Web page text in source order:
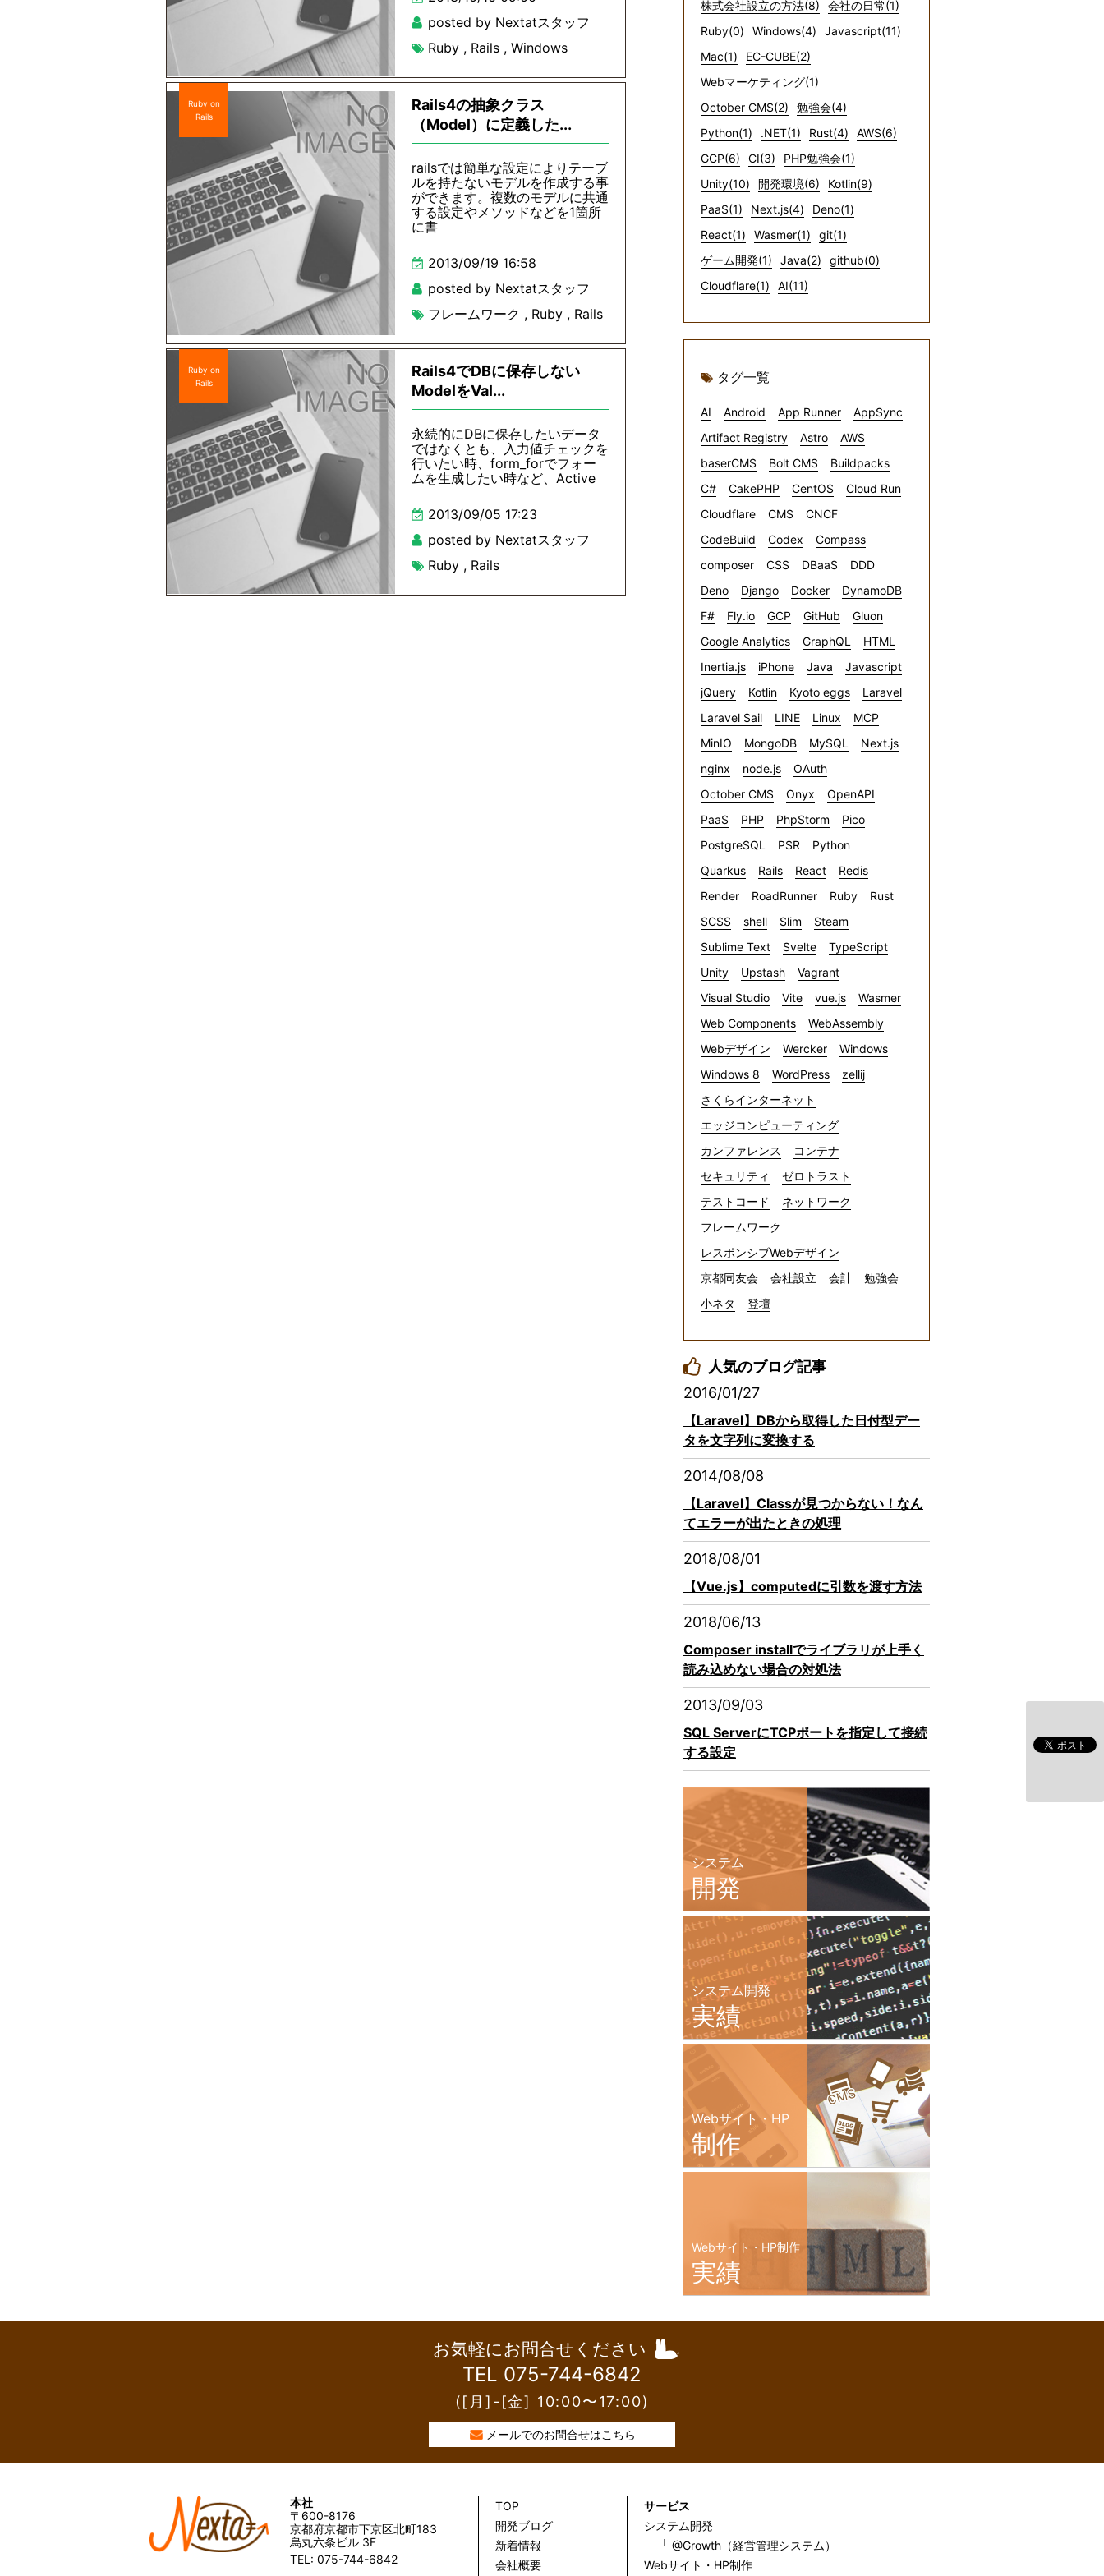
posted by Nextatスタッフ
Ruby , Rails , Windows
Ruby on
Rails
Rails4の抽象クラス
（Model）に定義した...
railsでは簡単な設定によりテーブ
ルを持たないモデルを作成する事
ができます。複数のモデルに共通
する設定やメソッドなどを1箇所
に書
2013/09/19 16:58
posted by Nextatスタッフ
フレームワーク , Ruby , Rails
Ruby on
Rails
Rails4でDBに保存しない
ModelをVal...
永続的にDBに保存したいデータ
ではなくとも、入力値チェックを
行いたい時、form_forでフォー
ムを生成したい時など、Active
2013/09/05 17:23
posted by Nextatスタッフ
Ruby , Rails
株式会社設立の方法(8)
会社の日常(1)
Ruby(0)
Windows(4)
Javascript(11)
Mac(1)
EC-CUBE(2)
Webマーケティング(1)
October CMS(2)
勉強会(4)
Python(1)
.NET(1) Rust(4)
AWS(6)
GCP(6)
CI(3)
PHP勉強会(1)
Unity(10)
開発環境(6)
Kotlin(9)
PaaS(1)
Next.js(4)
Deno(1)
React(1)
Wasmer(1)
git(1)
ゲーム開発(1)
Java(2)
github(0)
Cloudflare(1)
AI(11)
タグ一覧
AI Android App Runner
AppSync
Artifact Registry
Astro
AWS
baserCMS
Bolt CMS
Buildpacks
C#
CakePHP CentOS
Cloud Run
Cloudflare
CMS
CNCF
CodeBuild
Codex
Compass
composer
CSS DBaaS
DDD
Deno
Django Docker
DynamoDB
F#
Fly.io GCP GitHub
Gluon
Google Analytics
GraphQL
HTML
Inertia.js
iPhone Java
Javascript
jQuery
Kotlin Kyoto eggs
Laravel
Laravel Sail
LINE Linux
MCP
MinIO
MongoDB MySQL
Next.js
nginx
node.js
OAuth
October CMS
Onyx
OpenAPI
PaaS
PHP PhpStorm
Pico
PostgreSQL
PSR
Python
Quarkus
Rails React
Redis
Render
RoadRunner Ruby
Rust
SCSS
shell Slim
Steam
Sublime Text
Svelte
TypeScript
Unity
Upstash
Vagrant
Visual Studio
Vite vue.js
Wasmer
Web Components
WebAssembly
Webデザイン
Wercker
Windows
Windows 8
WordPress
zellij
さくらインターネット
エッジコンピューティング
カンファレンス
コンテナ
セキュリティ
ゼロトラスト
テストコード
ネットワーク
フレームワーク
レスポンシブWebデザイン
京都同友会
会社設立 会計
勉強会
小ネタ
登壇
人気のブログ記事
2016/01/27
【Laravel】DBから取得した日付型デー
タを文字列に変換する
2014/08/08
【Laravel】Classが見つからない！なん
てエラーが出たときの処理
2018/08/01
【Vue.js】computedに引数を渡す方法
2018/06/13
Composer installでライブラリが上手く
読み込めない場合の対処法
2013/09/03
SQL ServerにTCPポートを指定して接続
する設定
システム
開発
システム開発
実績
Webサイト・HP
制作
Webサイト・HP制作
実績
お気軽にお問合せください
TEL 075-744-6842
([月]-[金] 10:00〜17:00)
メールでのお問合せはこちら
本社
〒600-8176
京都府京都市下京区北町183
烏丸六条ビル 3F
TEL: 075-744-6842
TOP
開発ブログ
新着情報
会社概要
サービス
システム開発
└ @Growth（経営管理システム）
Webサイト・HP制作